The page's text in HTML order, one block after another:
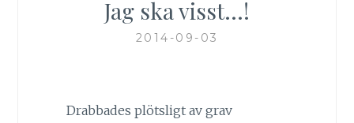
Jag ska visst…!
2014-09-03
Drabbades plötsligt av grav